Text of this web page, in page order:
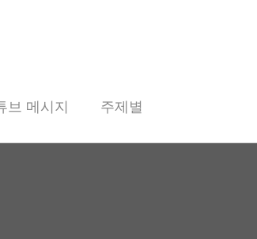
브 메시지 주제별